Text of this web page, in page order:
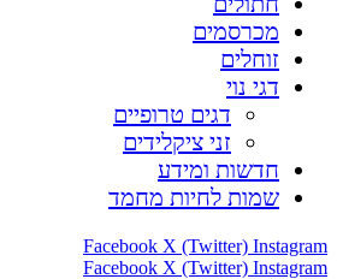
מכרסמים
זוחלים
דגי נוי
דגים טרופיים
זני ציקלידים
חדשות ומידע
שמות לחיות מחמד
Facebook X (Twitter) Instagram
Facebook X (Twitter) Instagram